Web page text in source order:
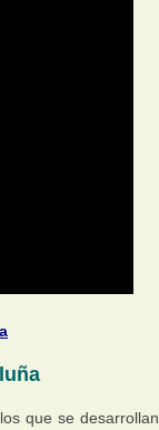
que se desarrollan